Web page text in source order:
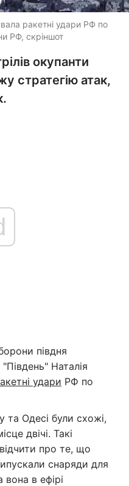
ракетні удари РФ по
РФ, скріншот
окупанти
стратегію атак,
півдня
Наталія
удари РФ по
та Одесі були схожі,
двічі. Такі
про те, що
снаряди для
в ефірі